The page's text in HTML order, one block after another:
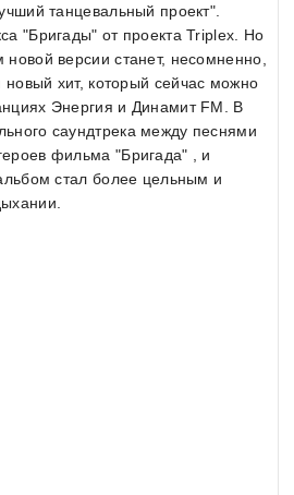
танцевальный проект".
"Бригады" от проекта Triplex. Но
новой версии станет, несомненно,
хит, который сейчас можно
Энергия и Динамит FM. В
саундтрека между песнями
фильма "Бригада" , и
стал более цельным и